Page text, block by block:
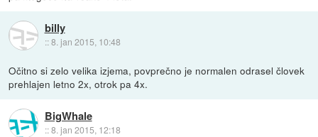
billy
::8. jan 2015, 10:48
Očitno si zelo velika izjema, povprečno je normalen odrasel človek
prehlajen letno 2x, otrok pa 4x.
BigWhale
::8. jan 2015, 12:18